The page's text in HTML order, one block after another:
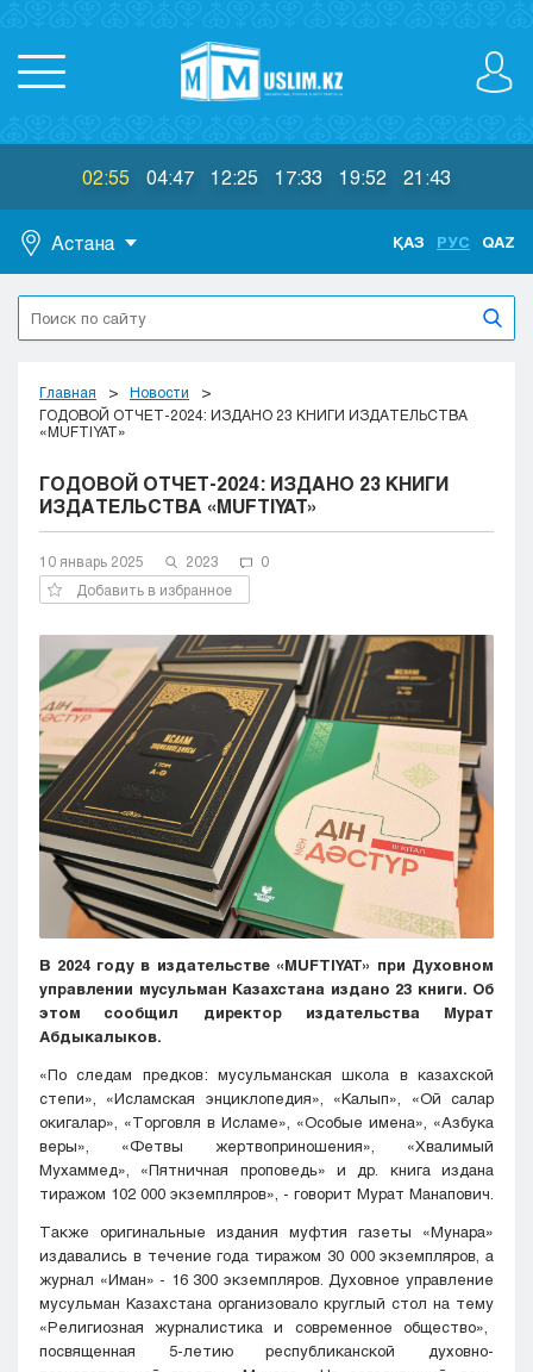
02:55 04:47 12:25 17:33 19:52 21:43
Астана
Астана
Алматы
Актобе
Атырау
Жезказган
Кокшетау
Костанай
Кызылорда
Павлодар
Талдыкорган
Тараз
Туркестан
Уральск
Усть-Каменогорск
Шымкент
ҚАЗ РУС QAZ
Главная
Новости
ГОДОВОЙ ОТЧЕТ-2024: ИЗДАНО 23 КНИГИ ИЗДАТЕЛЬСТВА
«MUFTIYAT»
ГОДОВОЙ ОТЧЕТ-2024: ИЗДАНО 23 КНИГИ
ИЗДАТЕЛЬСТВА «MUFTIYAT»
10 январь 2025 2023
0
Добавить в избранное
В 2024 году в издательстве «MUFTIYAT» при Духовном
управлении мусульман Казахстана издано 23 книги. Об
этом
сообщил директор издательства
Мурат
Абдыкалыков.
«Последам предков: мусульманская школа в казахской
степи», «Исламская энциклопедия», «Калып» , «Ой салар
окигалар», «Торговля в Исламе», «Особые имена»,
«Азбука
веры», «Фетвы жертвоприношения»,
«Хвалимый
Мухаммед», «Пятничная проповедь» и др. книга
издана
тиражом 102 000 экземпляров» , - говорит Мурат Манапович
Также
оригинальные издания муфтия газеты
«Мунара»
издавались в течение года тиражом 30 000экземпляров а
журнал «Иман» - 16 300 экземпляров. Духовное управление
мусульман Казахстана организовало круглый стол на тему
«Религиозная
журналистика и современное общество»
посвященная
5-летию республиканской духовно-